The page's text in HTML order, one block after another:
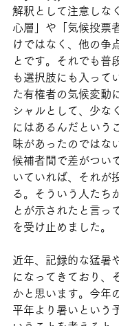
解釈として注意しな
心層」や「気候投票
けではなく、他の争
とです。それでも普
も選択肢にも入って
た有権者の気候変動
シャルとして、少な
にはあるんだという
味があったのではな
候補者間で差がつい
いていれば、それが
る。そういう人たち
とが示されたと言っ
を受け止めました。
近年、記録的な猛暑
になってきており、
かと思います。今年
平年より暑いという